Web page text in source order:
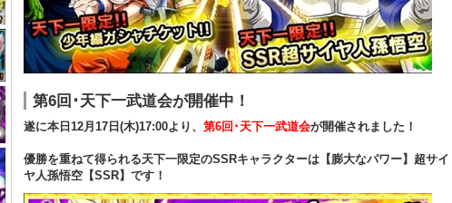
第6回･天下一武道会が開催中！
遂に本日12月17日(木)17:00より、 第6回･天下一武道会が開催されました！
優勝を重ねて得られる天下一限定のSSRキャラクターは【膨大なパワー】超サイ
ヤ人孫悟空【SSR】です！